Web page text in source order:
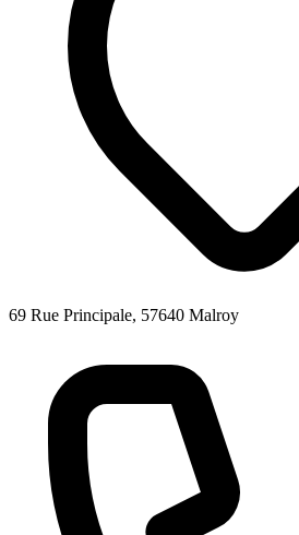
69 Rue Principale, 57640 Malroy